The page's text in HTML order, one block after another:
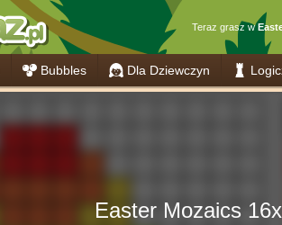
Teraz grasz w
Bubbles Dla Dziewczyn
Easter Mozaics